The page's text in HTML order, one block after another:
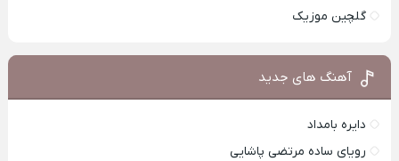
گلچین موزیک
آهنگ های جدید
دایره بامداد
رویای ساده مرتضی پاشایی